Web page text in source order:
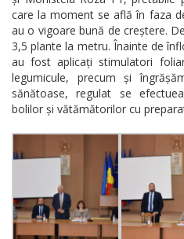
care la moment se află în faza
au o vigoare bună de creștere.
3,5 plante la metru. Înainte de
au fost aplicați stimulatori
legumicule, precum și
sănătoase, regulat se
bolilor și vătămătorilor cu